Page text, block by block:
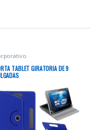
TABLET GIRATORIA DE 9